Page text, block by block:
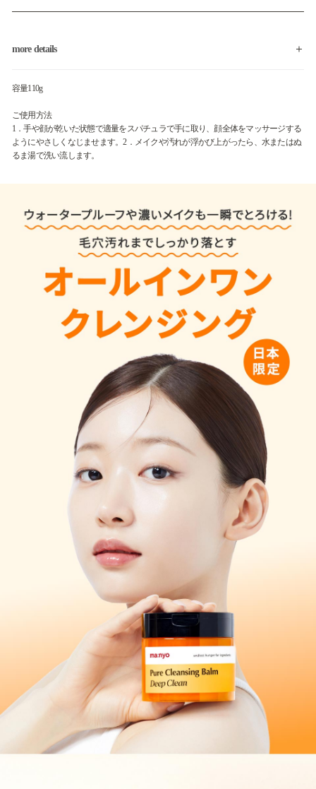
more details
容量110g
ご使用方法
1．手や顔が乾いた状態で適量をスパチュラで手に取り、顔全体をマッサージする
ようにやさしくなじませます。2．メイクや汚れが浮かび上がったら、水またはぬ
るま湯で洗い流します。